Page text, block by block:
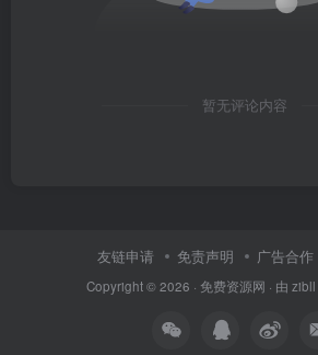
暂无评论内容
友链申请 免责声明 广告合作
Copyright © 2026 · 免费资源网 · 由 zibll